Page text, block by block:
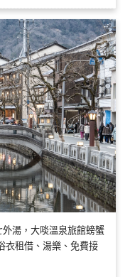
湯，大啖溫泉旅館螃蟹
衣租借、湯樂、免費接